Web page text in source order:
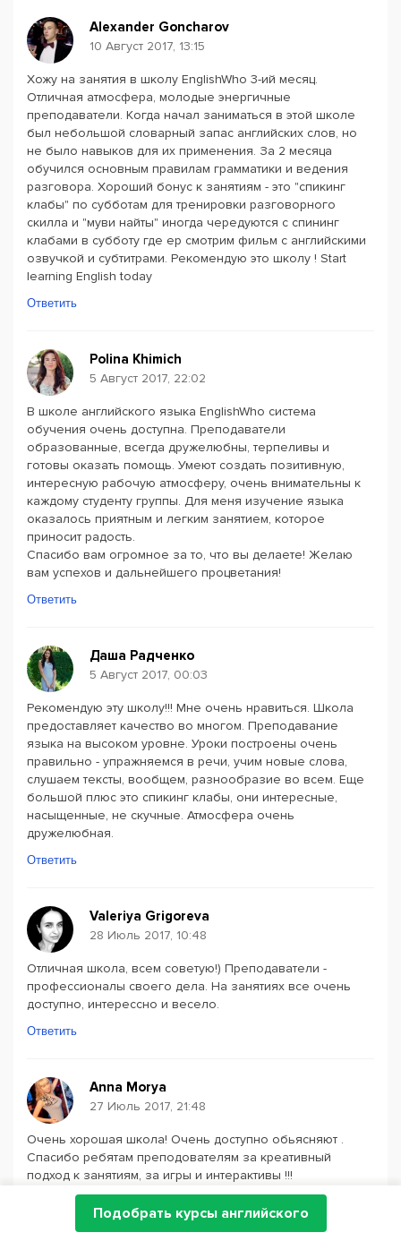
Alexander Goncharov
10 Август 2017, 13:15
Хожу на занятия в школу EnglishWho 3-ий месяц.
Отличная атмосфера, молодые энергичные
преподаватели. Когда начал заниматься в этой школе
был небольшой словарный запас английских слов, но
не было навыков для их применения. За 2 месяца
обучился основным правилам грамматики и ведения
разговора. Хороший бонус к занятиям - это "спикинг
клабы" по субботам для тренировки разговорного
скилла и "муви найты" иногда чередуются с спининг
клабами в субботу где ер смотрим фильм с английскими
озвучкой и субтитрами. Рекомендую это школу ! Start
learning English today
Ответить
Polina Khimich
5 Август 2017, 22:02
В школе английского языка EnglishWho система
обучения очень доступна. Преподаватели
образованные, всегда дружелюбны, терпеливы и
готовы оказать помощь. Умеют создать позитивную,
интересную рабочую атмосферу, очень внимательны к
каждому студенту группы. Для меня изучение языка
оказалось приятным и легким занятием, которое
приносит радость.
Спасибо вам огромное за то, что вы делаете! Желаю
вам успехов и дальнейшего процветания!
Ответить
Даша Радченко
5 Август 2017, 00:03
Рекомендую эту школу!!! Мне очень нравиться. Школа
предоставляет качество во многом. Преподавание
языка на высоком уровне. Уроки построены очень
правильно - упражняемся в речи, учим новые слова,
слушаем тексты, вообщем, разнообразие во всем. Еще
большой плюс это спикинг клабы, они интересные,
насыщенные, не скучные. Атмосфера очень
дружелюбная.
Ответить
Valeriya Grigoreva
28 Июль 2017, 10:48
Отличная школа, всем советую!) Преподаватели -
профессионалы своего дела. На занятиях все очень
доступно, интерессно и весело.
Ответить
Anna Morya
27 Июль 2017, 21:48
Очень хорошая школа! Очень доступно обьясняют .
Спасибо ребятам преподователям за креативный
подход к занятиям, за игры и интерактивы !!!
Подобрать курсы английского